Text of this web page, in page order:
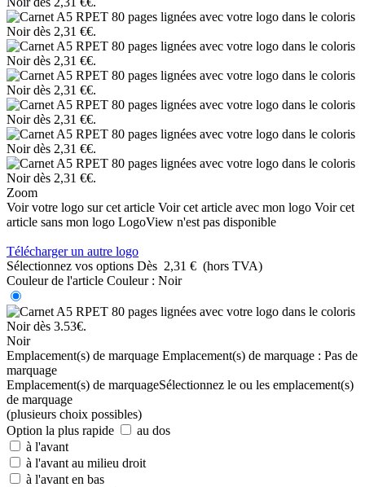
Zoom
Voir votre logo sur cet article Voir cet article avec mon logo Voir cet
article sans mon logo LogoView n'est pas disponible
Télécharger un autre logo
Sélectionnez vos options Dès 2,31 € (hors TVA)
Couleur de l'article Couleur : Noir
Noir
Emplacement(s) de marquage Emplacement(s) de marquage : Pas de
marquage
Emplacement(s) de marquageSélectionnez le ou les emplacement(s)
de marquage
(plusieurs choix possibles)
Option la plus rapide
au dos
à l'avant
à l'avant au milieu droit
à l'avant en bas